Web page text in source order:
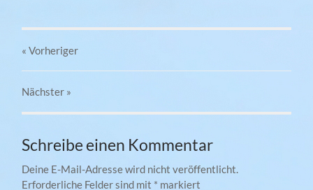
« Vorheriger
Nächster »
Schreibe einen Kommentar
Deine E-Mail-Adresse wird nicht veröffentlicht.
Erforderliche Felder sind mit * markiert